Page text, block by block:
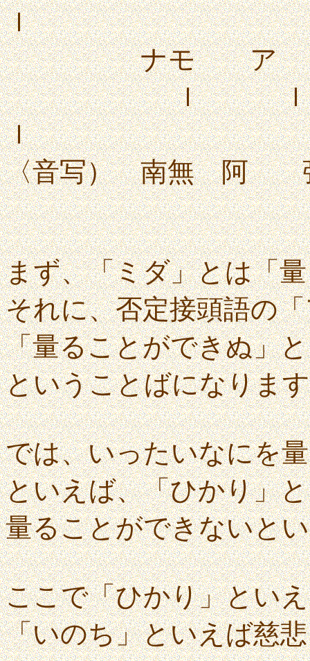
ｌ
ナモ ア
ｌ
ｌ
〈音写） 南
まず、「ミダ」とは「
それに、否定接頭語の
「量ることができぬ」
ということばになりま
では、いったいなにを
といえば、「ひかり」
量ることができないと
ここで「ひかり」とい
「いのち」といえば慈